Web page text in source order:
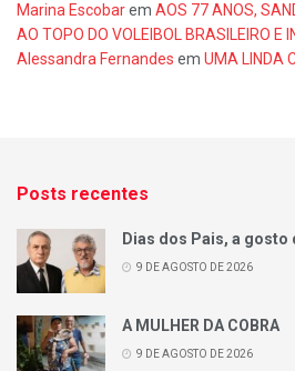
Marina Escobarem AOS 77 ANOS,
AO TOPO DO VOLEIBOL BRASILEIRO E
Alessandra Fernandes em UMA LINDA
Posts recentes
Dias dos Pais, a gosto
9 DE AGOSTO DE 2026
A MULHER DA COBRA
9 DE AGOSTO DE 2026